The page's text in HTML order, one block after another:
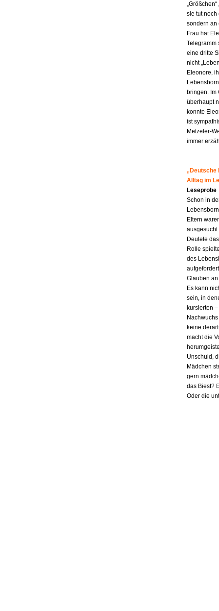
sie tut noch
sondern an
Frau hat
Telegramm
eine dritte
nicht
Eleonore,
bringen. Im
überhaupt
konnte
ist
Metzeler-
immer
„Deutsche
Alltag im
Leseprobe
Schon in
Eltern
Deutete
Rolle
des
Glauben
Es kann
sein, in
kursierten
keine
macht die
Unschuld,
Mädchen
gern
das Biest?
Oder die